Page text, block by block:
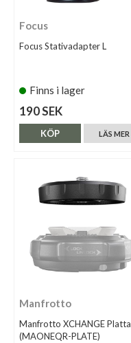
Focus
Focus Stativadapter L
Finns i lager
190 SEK
LÄS MER
KÖP
Manfrotto
Manfrotto XCHANGE Platta
(MAONEQR-PLATE)